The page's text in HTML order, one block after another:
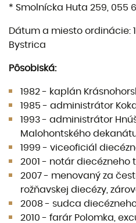
* Smolnícka Huta 259, 055
Dátum a miesto ordinácie:
Bystrica
Pôsobiská:
1982 - kaplán
1985 - administrátor
1993 - administrátor
Malohontského
1999 - viceoficiál
2001 - notár diecézneho
2007 - menovaný za
rožňavskej diecézy,
2008 - sudca
2010 - farár Polomka,